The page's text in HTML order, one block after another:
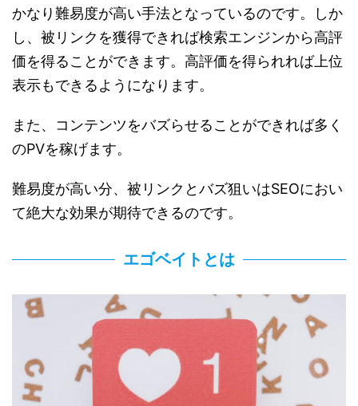
かなり難易度が高い手法となっているのです。しか
し、被リンクを獲得できれば検索エンジンから高評
価を得ることができます。高評価を得られれば上位
表示もできるようになります。
また、コンテンツをバズらせることができれば多く
のPVを稼げます。
難易度が高い分、被リンクとバズ狙いはSEOにおい
て絶大な効果が期待できるのです。
エゴベイトとは